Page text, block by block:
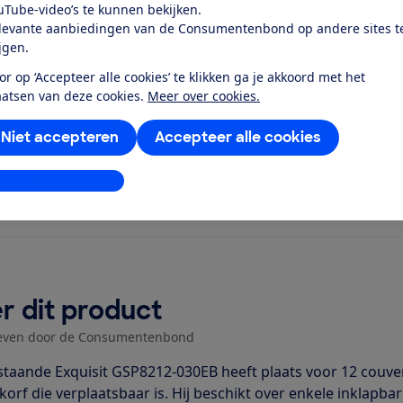
video’s te kunnen bekijken.
aanbiedingen van de Consumentenbond op andere sites
op ‘Accepteer alle cookies’ te klikken ga je akkoord met het
van deze cookies. Meer over cookies.
Accepteer alle cookies
Niet accepteren
aanpassen
en schalen schoon en droog,
dichtbij...
dit product
door de Consumentenbond
Exquisit GSP8212-030EB heeft plaats voor 12
die verplaatsbaar is. Hij beschikt over enkele